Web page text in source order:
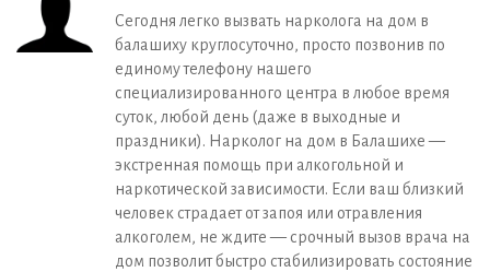
Сегодня легко вызвать нарколога на дом в
балашиху круглосуточно, просто позвонив по
единому телефону нашего
специализированного центра в любое время
суток, любой день (даже в выходные и
праздники). Нарколог на дом в Балашихе —
экстренная помощь при алкогольной и
наркотической зависимости. Если ваш близкий
человек страдает от запоя или отравления
алкоголем, не ждите — срочный вызов врача на
дом позволит быстро стабилизировать состояние